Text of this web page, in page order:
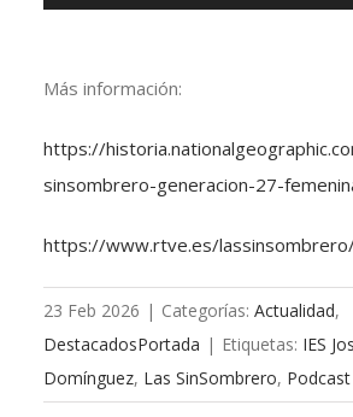
de
Más información:
https://
sinsombrero-generacion-27-
https://www.rtve.es/
23 Feb 2026 | Categorías: Actualidad,
DestacadosPortada | Etiquetas: IES
Domínguez, Las SinSombrero, Podcast